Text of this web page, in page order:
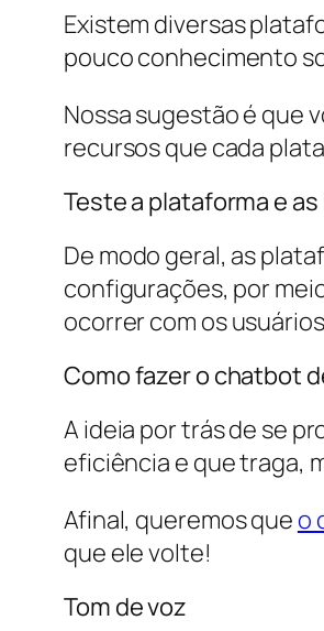
Existem diversas
pouco conhecimento
Nossa sugestão é que
recursos que cada
Teste a plataforma e
De modo geral, as
configurações, por
ocorrer com os
Como fazer o chatbot
A ideia por trás de se
eficiência e que traga,
Afinal, queremos que o
que ele volte!
Tom de voz